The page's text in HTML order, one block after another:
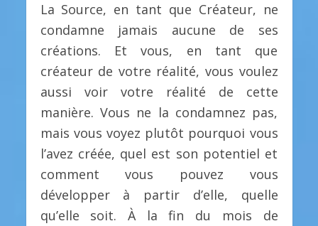
La Source, en tant que Créateur, ne
condamne jamais aucune de ses
créations. Et vous, en tant que
créateur de votre réalité, vous voulez
aussi voir votre réalité de cette
manière. Vous ne la condamnez pas,
mais vous voyez plutôt pourquoi vous
l’avez créée, quel est son potentiel et
comment vous pouvez vous
développer à partir d’elle, quelle
qu’elle soit. À la fin du mois de